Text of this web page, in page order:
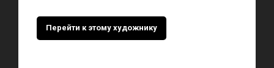
Перейти к этому художнику